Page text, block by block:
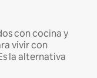
con cocina y
vivir con
la alternativa